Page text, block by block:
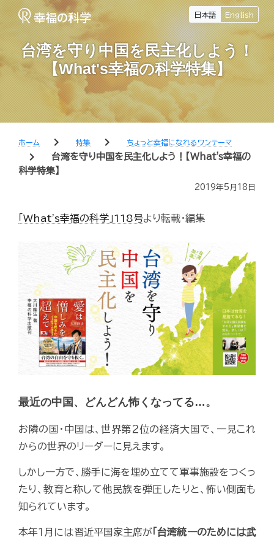
日本語 English
台湾を守り中国を民主化しよう！
【What's幸福の科学特集】
ホーム chevron_right 特集 chevron_right ちょっと幸福になれるワンテーマ
chevron_right
台湾を守り中国を民主化しよう！【What's幸福の
科学特集】
2019年5月18日
「What's幸福の科学」118号より転載・編集
最近の中国、どんどん怖くなってる…。
お隣の国・中国は、世界第２位の経済大国で、一見これ
からの世界のリーダーに見えます。
しかし一方で、勝手に海を埋め立てて軍事施設をつくっ
たり、教育と称して他民族を弾圧したりと、怖い側面も
知られています。
本年１月には習近平国家主席が「台湾統一のためには武